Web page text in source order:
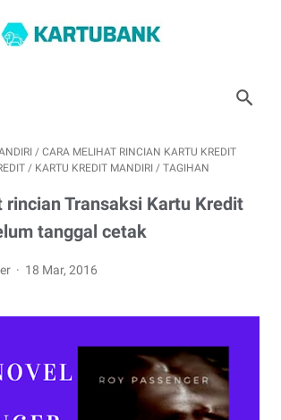
/ CARA MELIHAT RINCIAN KARTU KREDIT
/ KARTU KREDIT MANDIRI / TAGIHAN
rincian Transaksi Kartu Kredit
tanggal cetak
18 Mar, 2016